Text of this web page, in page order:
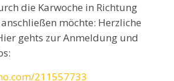
die Karwoche in Richtung
möchte: Herzliche
gehts zur Anmeldung und
211557733